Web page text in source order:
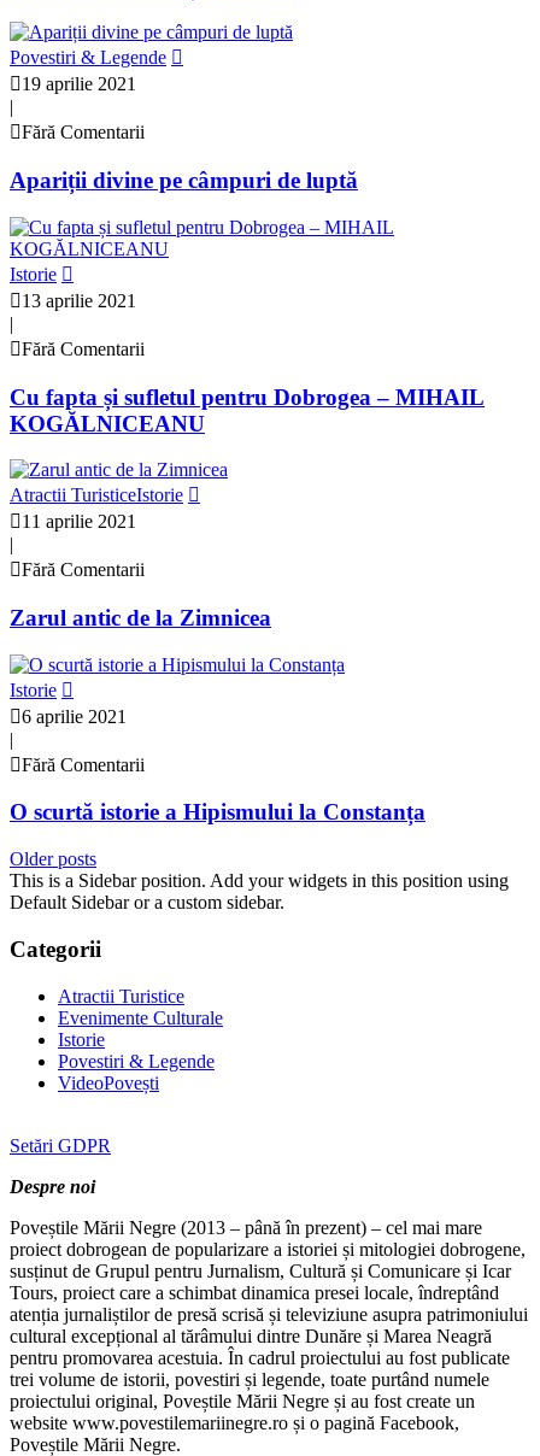
Povestiri & Legende
19 aprilie 2021
|
Fără Comentarii
Apariții divine pe câmpuri de luptă
Istorie
13 aprilie 2021
|
Fără Comentarii
Cu fapta și sufletul pentru Dobrogea – MIHAIL
KOGĂLNICEANU
Atractii TuristiceIstorie
11 aprilie 2021
|
Fără Comentarii
Zarul antic de la Zimnicea
Istorie
6 aprilie 2021
|
Fără Comentarii
O scurtă istorie a Hipismului la Constanța
Older posts
This is a Sidebar position. Add your widgets in this position using
Default Sidebar or a custom sidebar.
Categorii
Atractii Turistice
Evenimente Culturale
Istorie
Povestiri & Legende
VideoPovești
Setări GDPR
Despre noi
Poveștile Mării Negre (2013 – până în prezent) – cel mai mare
proiect dobrogean de popularizare a istoriei și mitologiei dobrogene,
susținut de Grupul pentru Jurnalism, Cultură și Comunicare și Icar
Tours, proiect care a schimbat dinamica presei locale, îndreptând
atenția jurnaliștilor de presă scrisă și televiziune asupra patrimoniului
cultural excepțional al tărâmului dintre Dunăre și Marea Neagră
pentru promovarea acestuia. În cadrul proiectului au fost publicate
trei volume de istorii, povestiri și legende, toate purtând numele
proiectului original, Poveștile Mării Negre și au fost create un
website www.povestilemariinegre.ro și o pagină Facebook,
Poveștile Mării Negre.